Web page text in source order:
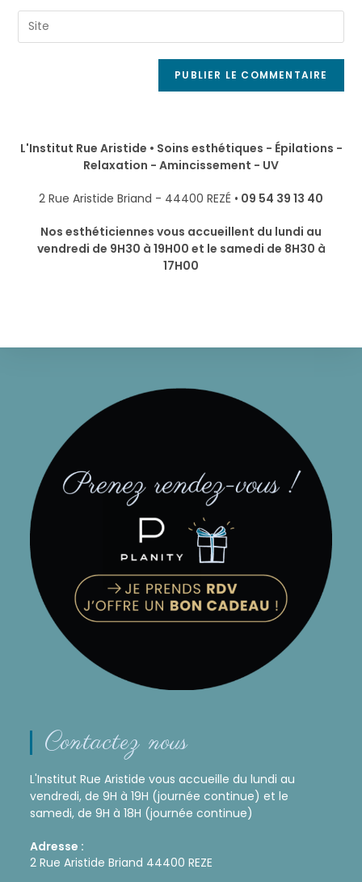
L'Institut Rue Aristide • Soins esthétiques - Épilations -
Relaxation - Amincissement - UV
2 Rue Aristide Briand - 44400 REZÉ • 09 54 39 13 40
Nos esthéticiennes vous accueillent du lundi au
vendredi de 9H30 à 19H00 et le samedi de 8H30 à
17H00
Contactez nous
L'Institut Rue Aristide vous accueille du lundi au
vendredi, de 9H à 19H (journée continue) et le
samedi, de 9H à 18H (journée continue)
Adresse :
2 Rue Aristide Briand 44400 REZE